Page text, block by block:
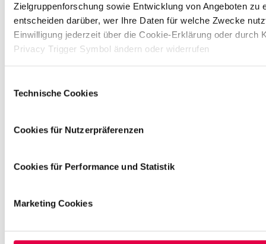
Zielgruppenforschung sowie Entwicklung von Angeboten zu
entscheiden darüber, wer Ihre Daten für welche Zwecke
Einwilligung jederzeit über die Cookie-Erklärung oder durch
Privacy Trigger Symbol ändern oder widerrufen
Informationen über Ihre geografische Lage erfassen,
(Fingerprinting) identifizieren
und legen Sie Ihre Präferenzen imAbschnitt Einzelheiten
personalisieren, zu verbessern und wirtschaftlich zu
Auswahl können Sie jederzeit ändern oder Ihre Einwilligung
Technische Cookies
Cookies für Nutzerpräferenzen
Cookies für Performance und Statistik
Marketing Cookies
Benefits
Arbeiten im Ausland Barrierefrei